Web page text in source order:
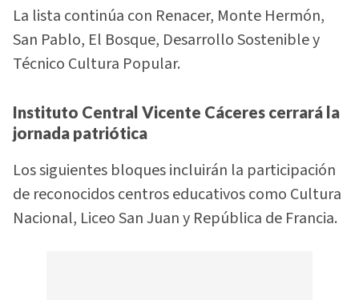
La lista continúa con Renacer, Monte Hermón,
San Pablo, El Bosque, Desarrollo Sostenible y
Técnico Cultura Popular.
Instituto Central Vicente Cáceres cerrará la
jornada patriótica
Los siguientes bloques incluirán la participación
de reconocidos centros educativos como Cultura
Nacional, Liceo San Juan y República de Francia.